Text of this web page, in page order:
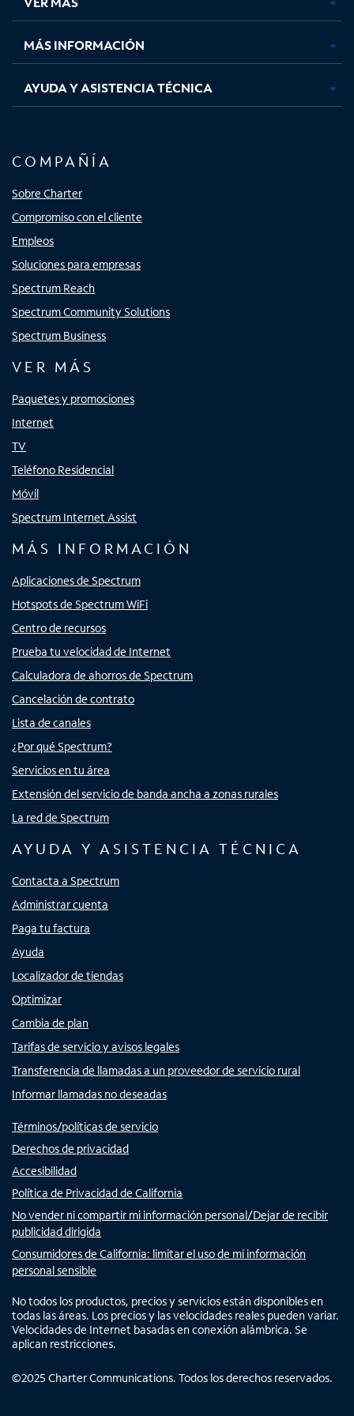
pestaña
nueva
pestaña
nueva
pestaña
nuevanueva
MÁS INFORMACIÓN
AYUDA Y ASISTENCIA TÉCNICA
COMPAÑÍA
Sobre Charter
Compromiso con el cliente
Empleos
Soluciones para empresas
Spectrum Reach
Spectrum Community Solutions
Spectrum Business
VER MÁS
Paquetes y promociones
Internet
TV
Teléfono Residencial
Móvil
Spectrum Internet Assist
MÁS INFORMACIÓN
Aplicaciones de Spectrum
Hotspots de Spectrum WiFi
Centro de recursos
Prueba tu velocidad de Internet
Calculadora de ahorros de Spectrum
Cancelación de contrato
Lista de canales
¿Por qué Spectrum?
Servicios en tu área
Extensión del servicio de banda ancha a zonas rurales
La red de Spectrum
AYUDA Y ASISTENCIA TÉCNICA
Contacta a Spectrum
Administrar cuenta
Paga tu factura
Ayuda
Localizador de tiendas
Optimizar
Cambia de plan
Tarifas de servicio y avisos legales
Transferencia de llamadas a un proveedor de servicio rural
Informar llamadas no deseadas
Términos/políticas de servicio
Derechos de privacidad
Accesibilidad
Política de Privacidad de California
No vender ni compartir mi información personal/Dejar de recibir
publicidad dirigida
Consumidores de California: limitar el uso de mi información
personal sensible
No todos los productos, precios y servicios están disponibles en
todas las áreas. Los precios y las velocidades reales pueden variar.
Velocidades de Internet basadas en conexión alámbrica. Se
aplican restricciones.
©2025 Charter Communications. Todos los derechos reservados.